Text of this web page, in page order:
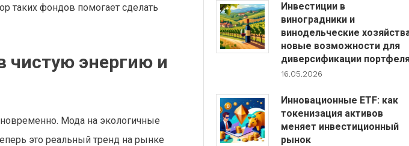
таких фондов помогает сделать
чистую энергию и
Мода на экологичные
это реальный тренд на рынке
Инвестиции в
виноградники и
винодельческие
новые возможности для
диверсификации
16.05.2026
Инновационные ETF: как
токенизация активов
меняет инвестиционный
рынок